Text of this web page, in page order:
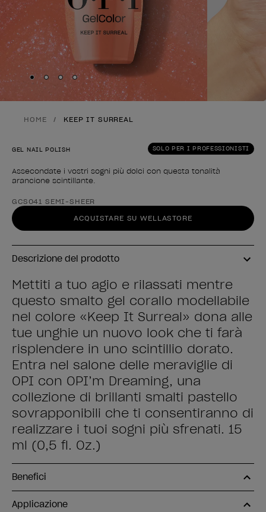
Skip to slide1
Skip to slide2
Skip to slide 3
Skip to slide 4
HOME KEEP IT SURREAL
SOLO PER I PROFESSIONISTI
GEL NAIL POLISH
Assecondate i vostri sogni più dolci con questa tonalità
arancione scintillante.
Forma del prodotto
GCS041 SEMI-SHEER
ACQUISTARE SU WELLASTORE
Descrizione del prodotto
Mettiti a tuo agio e rilassati mentre
questo smalto gel corallo modellabile
nel colore «Keep It Surreal» dona alle
tue unghie un nuovo look che ti farà
risplendere in uno scintillio dorato.
Entra nel salone delle meraviglie di
OPI con OPI’m Dreaming, una
collezione di brillanti smalti pastello
sovrapponibili che ti consentiranno di
realizzare i tuoi sogni più sfrenati. 15
ml (0,5 fl. Oz.)
Benefici
Applicazione